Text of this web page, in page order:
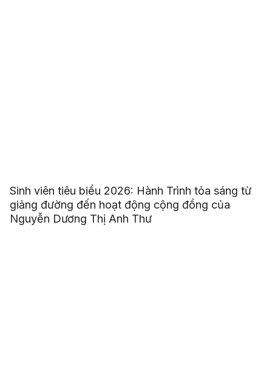
Sinh viên tiêu biểu 2026: Hành Trình tỏa sáng từ
giảng đường đến hoạt động cộng đồng của
Nguyễn Dương Thị Anh Thư